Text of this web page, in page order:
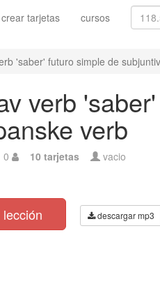
crear tarjetas cursos
'saber' futuro simple de
verb
verb
0 10 tarjetas vacio
descargar mp3